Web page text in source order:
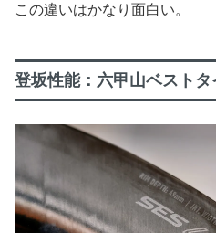
この違いはかなり面白い。
登坂性能：六甲山ベストタ